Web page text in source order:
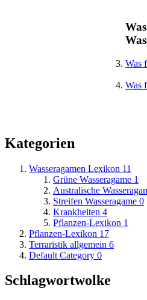
Was
Was
Kategorien
Wasseragamen Lexikon 11
Grüne Wasseragame 1
Australische
Streifen Wasseragame 0
Krankheiten 4
Pflanzen-Lexikon 1
Pflanzen-Lexikon 17
Terraristik allgemein 6
Default Category 0
Schlagwortwolke